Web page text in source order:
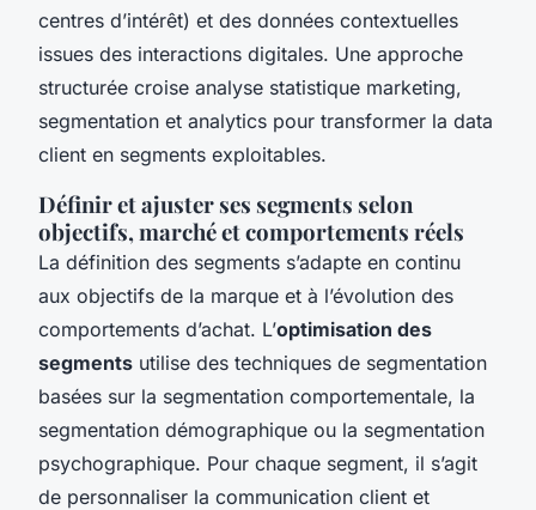
centres d’intérêt) et des données contextuelles
issues des interactions digitales. Une approche
structurée croise analyse statistique marketing,
segmentation et analytics pour transformer la data
client en segments exploitables.
Définir et ajuster ses segments selon
objectifs, marché et comportements réels
La définition des segments s’adapte en continu
aux objectifs de la marque et à l’évolution des
comportements d’achat. L’optimisation des
segments utilise des techniques de segmentation
basées sur la segmentation comportementale, la
segmentation démographique ou la segmentation
psychographique. Pour chaque segment, il s’agit
de personnaliser la communication client et